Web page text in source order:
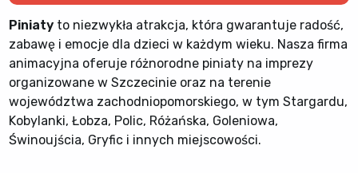
Piniaty to niezwykła atrakcja, która gwarantuje radość,
zabawę i emocje dla dzieci w każdym wieku. Nasza firma
animacyjna oferuje różnorodne piniaty na imprezy
organizowane w Szczecinie oraz na terenie
województwa zachodniopomorskiego, w tym Stargardu,
Kobylanki, Łobza, Polic, Różańska, Goleniowa,
Świnoujścia, Gryfic i innych miejscowości.